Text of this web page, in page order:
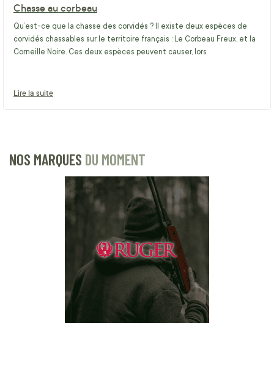
Chasse au corbeau
Qu’est-ce que la chasse des corvidés ? Il existe deux espèces de
corvidés chassables sur le territoire français : Le Corbeau Freux, et la
Corneille Noire. Ces deux espèces peuvent causer, lors
Lire la suite
NOS MARQUES DU MOMENT